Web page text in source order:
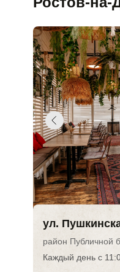
ул.
район Публичной
Каждый день с